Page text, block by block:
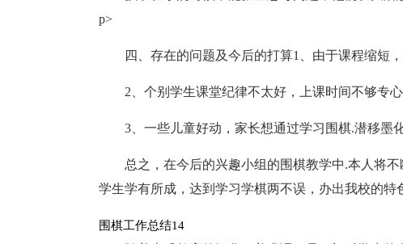
p>
四、存在的问题及今后的打算1、由于课程缩短
2、个别学生课堂纪律不太好，上课时间不够专心
3、一些儿童好动，家长想通过学习围棋.潜移墨
总之，在今后的兴趣小组的围棋教学中.本人将
学生学有所成，达到学习学棋两不误，办出我校的特
围棋工作总结14